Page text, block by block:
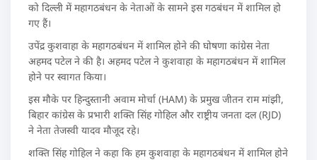
को दिल्ली में महागठबंधन के नेताओं के सामने इस गठबंधन में शामिल हो
गए हैं।
उपेंद्र कुशवाहा के महागठबंधन में शामिल होने की घोषणा कांग्रेस नेता
अहमद पटेल ने की है। अहमद पटेल ने कुशवाहा के महागठबंधन में शामिल
होने पर स्वागत किया।
इस मौके पर हिन्दुस्तानी अवाम मोर्चा (HAM) के प्रमुख जीतन राम मांझी,
बिहार कांग्रेस के प्रभारी शक्ति सिंह गोहिल और राष्ट्रीय जनता दल (RJD)
ने नेता तेजस्वी यादव मौजूद रहे।
शक्ति सिंह गोहिल ने कहा कि हम कुशवाहा के महागठबंधन में शामिल होने